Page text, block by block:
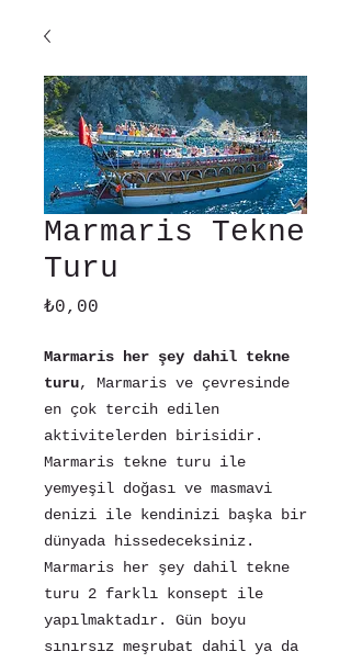
Marmaris Tekne
Turu
₺0,00
Marmaris her şey dahil tekne
turu, Marmaris ve çevresinde
en çok tercih edilen
aktivitelerden birisidir.
Marmaris tekne turu ile
yemyeşil doğası ve masmavi
denizi ile kendinizi başka bir
dünyada hissedeceksiniz.
Marmaris her şey dahil tekne
turu 2 farklı konsept ile
yapılmaktadır. Gün boyu
sınırsız meşrubat dahil ya da